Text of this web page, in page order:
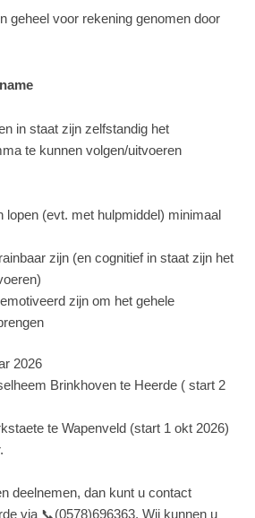
geheel voor rekening genomen door
in staat zijn zelfstandig het
te kunnen volgen/uitvoeren
lopen (evt. met hulpmiddel) minimaal
zijn (en cognitief in staat zijn het
zijn om het gehele
2026
Brinkhoven te Heerde ( start 2
te Wapenveld (start 1 okt 2026)
deelnemen, dan kunt u contact
via 📞(0578)696363. Wij kunnen u